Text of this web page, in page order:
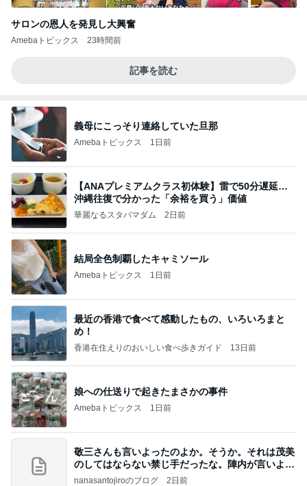
サロンの恩人を発見し大興奮
Amebaトピックス 23時間前
記事を読む
義母にこっそり連絡していた旦那
Amebaトピックス 1日前
【ANAプレミアムクラス初体験】雷で50分遅延…
沖縄往復で分かった「余裕を買う」価値
華麗なるスタバマダム 2日前
結局全色制覇したキャミソール
Amebaトピックス 1日前
最近の香港で食べて感動したもの、いろいろまと
め！
香港在住えりのおいしい食べ歩きガイド 13日前
娘への仕送りで起きたまさかの事件
Amebaトピックス 1日前
敬三さんも言いよったのよか。そうか。それは茂美
のしてはならない禁じ手だったな。陣内が言いよる
のよ
nanasantojiroのブログ 2日前